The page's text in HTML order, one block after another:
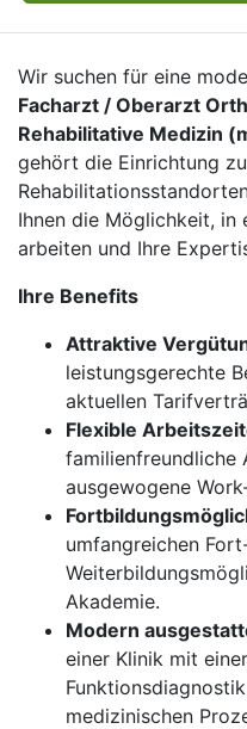
Wir suchen für eine
Facharzt / Oberarzt
Rehabilitative Medizin
gehört die Einrichtung
Ihnen die Möglichkeit, in
arbeiten und Ihre
Ihre Benefits
Attraktive
leistungsgerechte
aktuellen
Flexible
familienfreundliche
ausgewogene
umfangreichen
Akademie.
Modern
einer Klinik mit
medizinischen